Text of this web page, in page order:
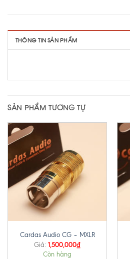
THÔNG TIN SẢN PHẨM
SẢN PHẨM TƯƠNG TỰ
Cardas Audio CG – MXLR
Giá: 1,500,000₫
Còn hàng